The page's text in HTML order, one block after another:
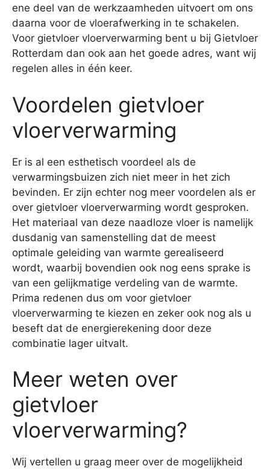
ene deel van de werkzaamheden uitvoert om ons
daarna voor de vloerafwerking in te schakelen.
Voor gietvloer vloerverwarming bent u bij Gietvloer
Rotterdam dan ook aan het goede adres, want wij
regelen alles in één keer.
Voordelen gietvloer
vloerverwarming
Er is al een esthetisch voordeel als de
verwarmingsbuizen zich niet meer in het zich
bevinden. Er zijn echter nog meer voordelen als er
over gietvloer vloerverwarming wordt gesproken.
Het materiaal van deze naadloze vloer is namelijk
dusdanig van samenstelling dat de meest
optimale geleiding van warmte gerealiseerd
wordt, waarbij bovendien ook nog eens sprake is
van een gelijkmatige verdeling van de warmte.
Prima redenen dus om voor gietvloer
vloerverwarming te kiezen en zeker ook nog als u
beseft dat de energierekening door deze
combinatie lager uitvalt.
Meer weten over
gietvloer
vloerverwarming?
Wij vertellen u graag meer over de mogelijkheid